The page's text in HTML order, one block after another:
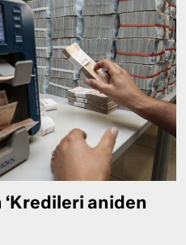
‘Kredileri aniden